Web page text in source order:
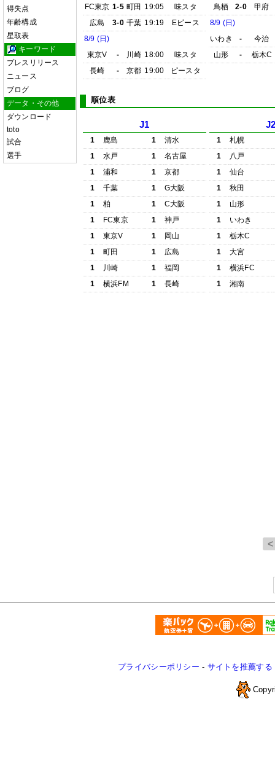
得失点
年齢構成
星取表
キーワード
プレスリリース
ニュース
ブログ
データ・その他
ダウンロード
toto
試合
選手
FC東京 1-5 町田 19:05
味スタ
広島
3-0 千葉 19:19
Eピース
8/9 (日)
東京V
- 川崎 18:00
味スタ
長崎
- 京都 19:00 ピースタ
鳥栖
2-0
甲府
8/9 (日)
いわき
-
今治
山形
- 栃木C
順位表
J1
1 鹿島 1
清水
1
水戸 1
名古屋
1
浦和 1
京都
1
千葉 1
G大阪
1
柏 1
C大阪
1
FC東京 1
神戸
1
東京V 1
岡山
1
町田 1
広島
1
川崎 1
福岡
1
横浜FM 1 長崎
1
札幌
1
八戸
1
仙台
1
秋田
1
山形
1
いわき
1
栃木C
1
大宮
1
横浜FC
1
湘南
プライバシーポリシー - サイトを推薦する